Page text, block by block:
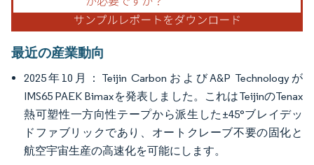
最近の産業動向
2025年10月：Teijin CarbonおよびA&P Technologyが
IMS65 PAEK Bimaxを発表しました。これはTeijinのTenax
熱可塑性一方向性テープから派生した±45°ブレイデッ
ドファブリックであり、オートクレーブ不要の固化と
航空宇宙生産の高速化を可能にします。